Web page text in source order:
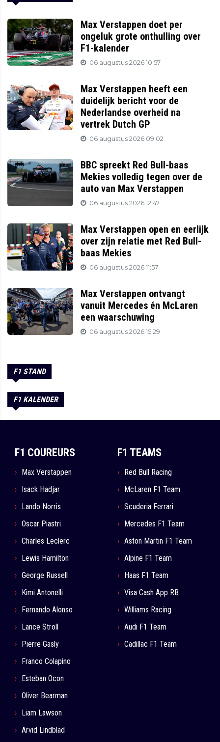
Max Verstappen doet per
ongeluk grote onthulling over
F1-kalender
06 augustus 2026 10:57
Max Verstappen heeft een
duidelijk bericht voor de
Nederlandse overheid na
vertrek Dutch GP
06 augustus 2026 09:02
BBC spreekt Red Bull-baas
Mekies volledig tegen over de
auto van Max Verstappen
06 augustus 2026 12:47
Max Verstappen open en eerlijk
over zijn relatie met Red Bull-
baas Mekies
06 augustus 2026 11:57
Max Verstappen ontvangt
vanuit Mercedes én McLaren
een waarschuwing
06 augustus 2026 15:29
F1 STAND
F1 KALENDER
F1 COUREURS
Max Verstappen
Isack Hadjar
Lando Norris
Oscar Piastri
Charles Leclerc
Lewis Hamilton
George Russell
Kimi Antonelli
Fernando Alonso
Lance Stroll
Pierre Gasly
Franco Colapino
Esteban Ocon
Oliver Bearman
Liam Lawson
Arvid Lindblad
F1 TEAMS
Red Bull Racing
McLaren F1 Team
Scuderia Ferrari
Mercedes F1 Team
Aston Martin F1 Team
Alpine F1 Team
Haas F1 Team
Visa Cash App RB
Williams Racing
Audi F1 Team
Cadillac F1 Team